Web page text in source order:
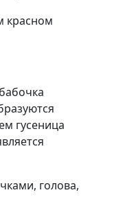
красном
гусеница
голова,